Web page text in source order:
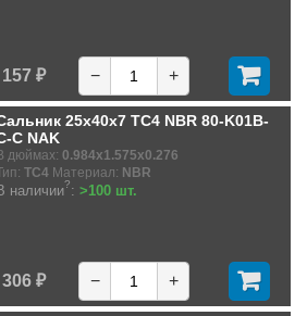
157 ₽ − +
25x40x7 TC4 NBR 80-K01B-
C NAK
дюймах: 0.984x1.575x0.276
TC4 Материал: NBR
наличии?: >100 шт.
306 ₽ − +